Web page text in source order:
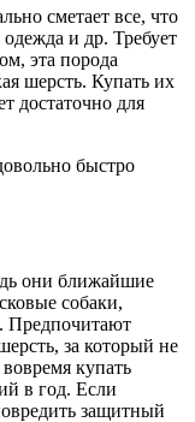
сметает все, что
и др. Требует
эта порода
шерсть. Купать их
достаточно для
быстро
они ближайшие
собаки,
Предпочитают
за который не
купать
в год. Если
защитный